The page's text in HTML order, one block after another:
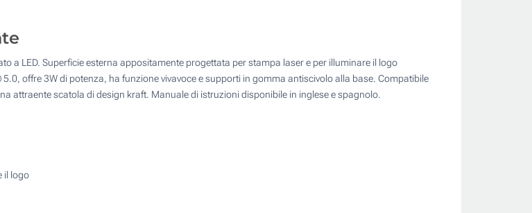
Incisione Laser (Su un lato)
stampa
250
500
Quantità desiderata :
a LED. Superficie esterna appositamente progettata per stampa laser e per illuminare il logo
offre 3W di potenza, ha funzione vivavoce e supporti in gomma antiscivolo alla base. Compatibile
attraente scatola di design kraft. Manuale di istruzioni disponibile in inglese e spagnolo.
il logo